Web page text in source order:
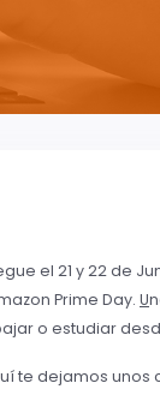
el 21 y 22 de
Prime Day. U
o estudiar
te dejamos